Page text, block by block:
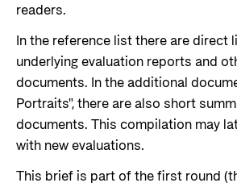
readers.
In the reference list there are direct
underlying evaluation reports and
documents. In the additional
Portraits", there are also short
documents. This compilation may
with new evaluations.
This brief is part of the first round